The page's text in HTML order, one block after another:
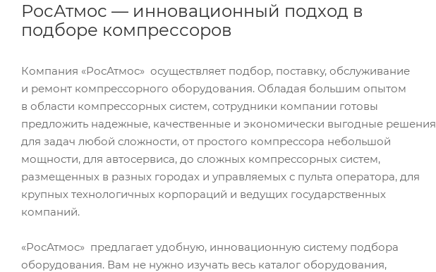
РосАтмос — инновационный подход в
подборе компрессоров
Компания «РосАтмос» осуществляет подбор, поставку, обслуживание
и ремонт компрессорного оборудования. Обладая большим опытом
в области компрессорных систем, сотрудники компании готовы
предложить надежные, качественные и экономически выгодные решения
для задач любой сложности, от простого компрессора небольшой
мощности, для автосервиса, до сложных компрессорных систем,
размещенных в разных городах и управляемых с пульта оператора, для
крупных технологичных корпораций и ведущих государственных
компаний.
«РосАтмос» предлагает удобную, инновационную систему подбора
оборудования. Вам не нужно изучать весь каталог оборудования,